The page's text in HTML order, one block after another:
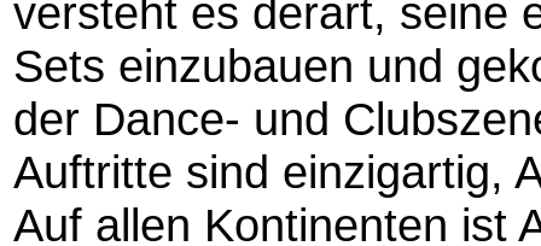
versteht es derart, seine
Sets einzubauen und
der Dance- und
Auftritte sind einzigartig,
Auf allen Kontinenten ist